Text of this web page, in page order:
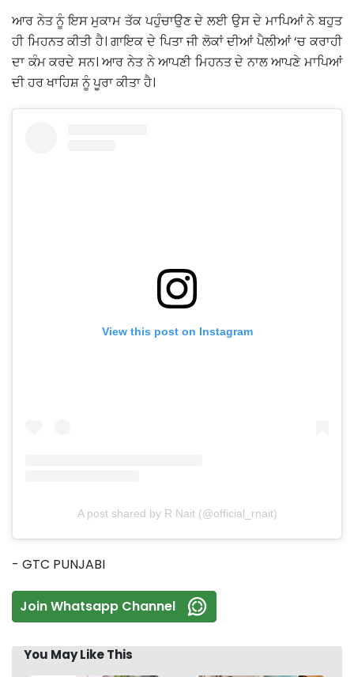
ਆਰ ਨੇਤ ਨੂੰ ਇਸ ਮੁਕਾਮ ਤੱਕ ਪਹੁੰਚਾਉਣ ਦੇ ਲਈ ਉਸ ਦੇ ਮਾਪਿਆਂ ਨੇ ਬਹੁਤ
ਹੀ ਮਿਹਨਤ ਕੀਤੀ ਹੈ। ਗਾਇਕ ਦੇ ਪਿਤਾ ਜੀ ਲੋਕਾਂ ਦੀਆਂ ਪੈਲੀਆਂ ‘ਚ ਕਰਾਹੀ
ਦਾ ਕੰਮ ਕਰਦੇ ਸਨ। ਆਰ ਨੇਤ ਨੇ ਆਪਣੀ ਮਿਹਨਤ ਦੇ ਨਾਲ ਆਪਣੇ ਮਾਪਿਆਂ
ਦੀ ਹਰ ਖਾਹਿਸ਼ ਨੂੰ ਪੂਰਾ ਕੀਤਾ ਹੈ।
View this post on Instagram
A post shared by R Nait (@official_rnait)
- GTC PUNJABI
Join Whatsapp Channel
You May Like This